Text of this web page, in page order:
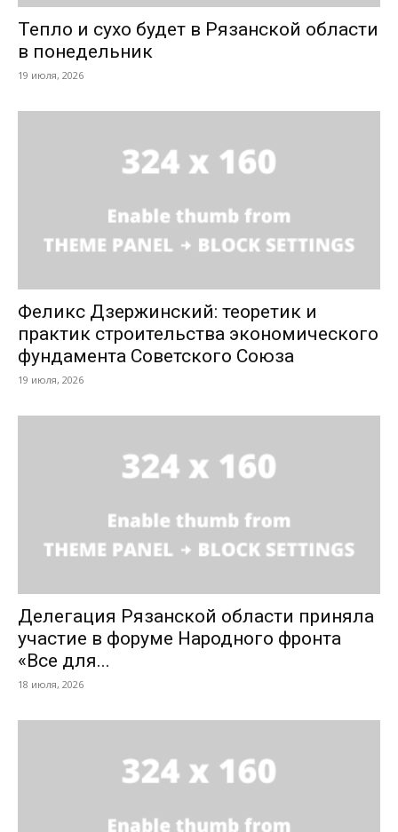
Тепло и сухо будет в Рязанской области
в понедельник
19 июля, 2026
Феликс Дзержинский: теоретик и
практик строительства экономического
фундамента Советского Союза
19 июля, 2026
Делегация Рязанской области приняла
участие в форуме Народного фронта
«Все для...
18 июля, 2026